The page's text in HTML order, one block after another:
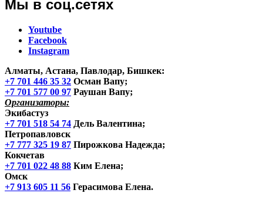
Мы в соц.сетях
Youtube
Facebook
Instagram
Алматы, Астана, Павлодар, Бишкек:
+7 701 446 35 32 Осман Вапу;
+7 701 577 00 97 Раушан Вапу;
Организаторы:
Экибастуз
+7 701 518 54 74 Дель Валентина;
Петропавловск
+7 777 325 19 87 Пирожкова Надежда;
Кокчетав
+7 701 022 48 88 Ким Елена;
Омск
+7 913 605 11 56 Герасимова Елена.